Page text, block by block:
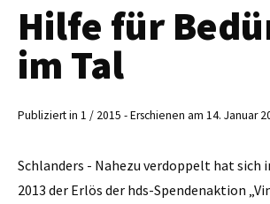
Hilfe für
im Tal
Publiziert in 1 / 2015 - Erschienen am 14. Januar
Schlanders - Nahezu verdoppelt hat sich
2013 der Erlös der hds-Spendenaktion